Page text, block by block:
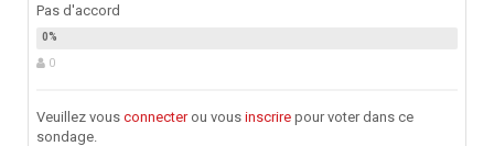
Pas d'accord
0
Veuillez vous connecterou vous inscrire pour voter dans ce
sondage.